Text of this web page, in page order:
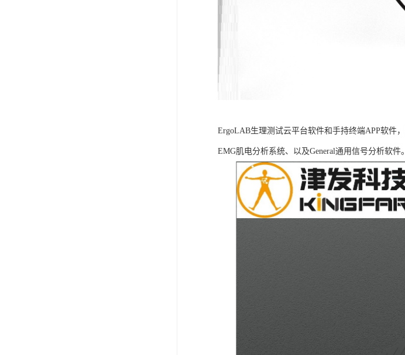
ErgoLAB生理测试云平台软件和手持终端APP软件
EMG肌电分析系统、以及General通用信号分析软件。